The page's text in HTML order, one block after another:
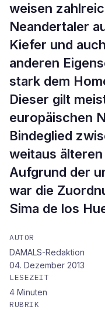
weisen
Neandertaler
Kiefer und
anderen
stark dem
Dieser gilt
europäischen
Bindeglied
weitaus
Aufgrund der
war die
Sima de los
AUTOR
DAMALS-Redaktion
04. Dezember 2013
LESEZEIT
4 Minuten
RUBRIK